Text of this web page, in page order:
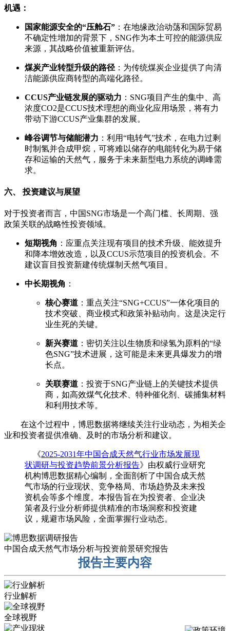
机遇：
国家能源安全的“压舱石” ：在地缘政治动荡和国际贸易
不确定性增加的背景下，SNG作为本土可控的能源供应
来源，其战略价值被重新评估。
煤炭产业转型升级的路径 ：为传统煤炭企业提供了向清
洁能源供应商转型的高端化路径。
CCUS产业链发展的驱动力 ：SNG项目产生的集中、高
浓度CO2是CCUS技术理想的商业化应用场景，将有力
带动下游CCUS产业集群的发展。
峰谷调节与储能潜力 ：利用“电转气”技术，在电力过剩
时制氢并合成甲烷，可将难以储存的电能转化为易于储
存和运输的天然气，服务于未来新型电力系统的调峰需
求。
六、 投资建议与展望
对于投资者而言，中国SNG市场是一个高门槛、长周期、强
政策关联的战略性投资领域。
短期视角 ：应重点关注现有项目的技术升级、能效提升
和降本增效改造，以及CCUS示范项目的投资机会。不
建议盲目投资新建传统煤制天然气项目。
中长期视角 ：
核心赛道 ：重点关注“SNG+CCUS”一体化项目的
技术突破、商业模式和政策补贴动向。这是决定行
业生死的关键。
新兴赛道 ：密切关注以生物质和绿氢为原料的“绿
色SNG”技术进展，这可能是未来更具爆发力的增
长点。
关联赛道 ：投资于SNG产业链上的关键技术提供
商，如高效煤气化技术、特种催化剂、碳捕集材料
和利用技术等。
在这个过程中，博思数据将继续关注行业动态，为相关企
业和投资者提供准确、及时的市场分析和建议。
《2025-2031年中国合成天然气行业市场发展现
状调研与投资趋势前景分析报告》由权威行业研究
机构博思数据精心编制，全面剖析了中国合成天然
气市场的行业现状、竞争格局、市场趋势及未来投
资机会等多个维度。本报告旨在为投资者、企业决
策者及行业分析师提供精准的市场洞察和投资建
议，规避市场风险，全面掌握行业动态。
中国合成天然气市场分析与投资前景研究报告
报告主要内容
行业解析
全球视野